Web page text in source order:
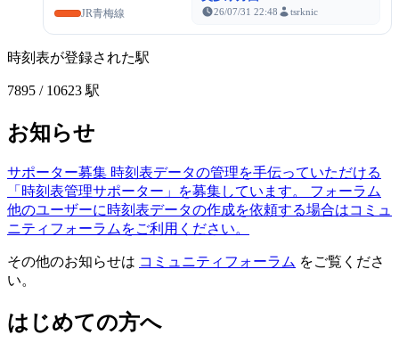
JR青梅線 26/07/31 22:48 tsrknic
時刻表が登録された駅
7895 / 10623 駅
お知らせ
サポーター募集 時刻表データの管理を手伝っていただける
「時刻表管理サポーター」を募集しています。
フォーラム
他のユーザーに時刻表データの作成を依頼する場合はコミュ
ニティフォーラムをご利用ください。
その他のお知らせは コミュニティフォーラム をご覧くださ
い。
はじめての方へ